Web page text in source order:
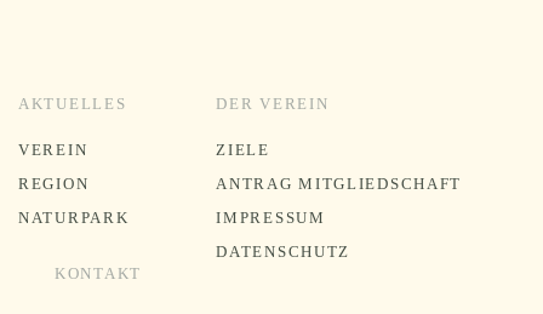
KONTAKT
AKTUELLES
VEREIN
REGION
NATURPARK
DER VEREIN
ZIELE
ANTRAG MITGLIEDSCHAFT
IMPRESSUM
DATENSCHUTZ